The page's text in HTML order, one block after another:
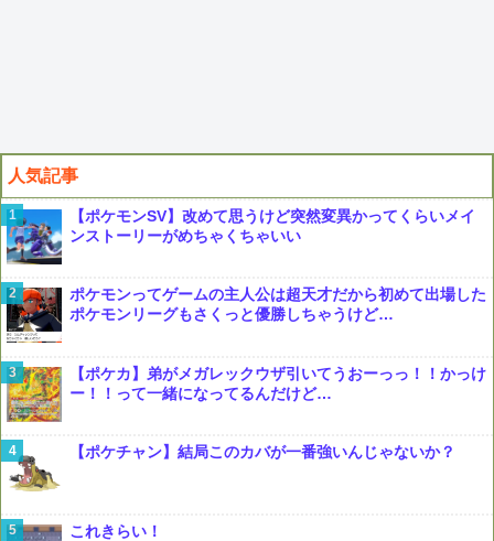
人気記事
【ポケモンSV】改めて思うけど突然変異かってくらいメイ
ンストーリーがめちゃくちゃいい
ポケモンってゲームの主人公は超天才だから初めて出場した
ポケモンリーグもさくっと優勝しちゃうけど…
【ポケカ】弟がメガレックウザ引いてうおーっっ！！かっけ
ー！！って一緒になってるんだけど…
【ポケチャン】結局このカバが一番強いんじゃないか？
これきらい！